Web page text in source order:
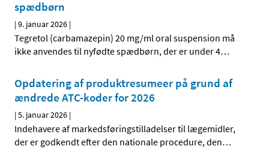
spædbørn
|9. januar 2026 |
Tegretol (carbamazepin) 20 mg/ml oral suspension må
ikke anvendes til nyfødte spædbørn, der er under 4…
Opdatering af produktresumeer på grund af
ændrede ATC-koder for 2026
|5. januar 2026 |
Indehavere af markedsføringstilladelser til lægemidler,
der er godkendt efter den nationale procedure, den…